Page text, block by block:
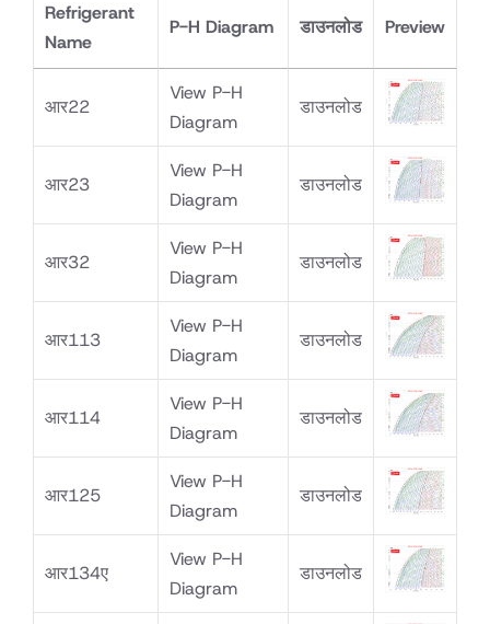
Refrigerant
Name
P-H Diagram डाउनलोड Preview
आर22
View P-H
Diagram
डाउनलोड
आर23
View P-H
Diagram
डाउनलोड
आर32
View P-H
Diagram
डाउनलोड
आर113
View P-H
Diagram
डाउनलोड
आर114
View P-H
Diagram
डाउनलोड
आर125
View P-H
Diagram
डाउनलोड
आर134ए
View P-H
Diagram
डाउनलोड